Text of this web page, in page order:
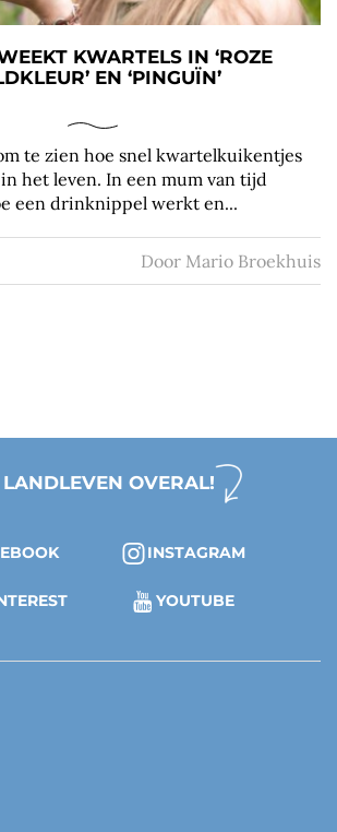
KWARTELS IN ‘ROZE
EN ‘PINGUÏN’
te zien hoe snel kwartelkuikentjes
het leven. In een mum van tijd
een drinknippel werkt en...
Door Mario Broekhuis
OVERAL!
INSTAGRAM
YOUTUBE